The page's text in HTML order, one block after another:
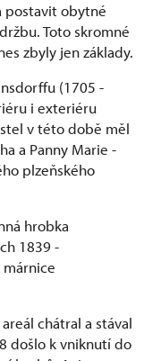
postavit obytné
Toto skromné
zbyly jen základy.
(1705 -
i exteriéru
v této době měl
a Panny Marie -
plzeňského
hrobka
1839 -
márnice
chátral a stával
došlo k vniknutí do